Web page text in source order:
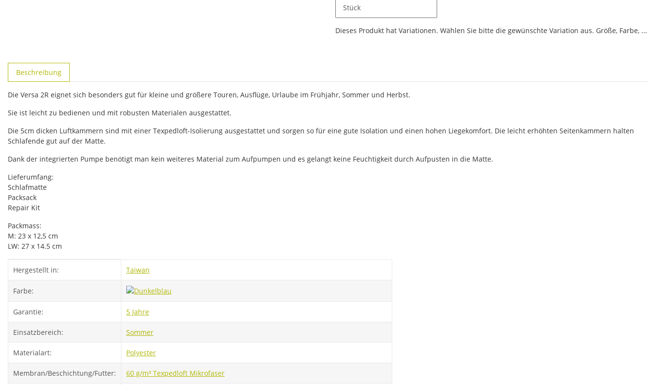
Stück
x
Dieses Produkt hat Variationen. Wählen Sie bitte die gewünschte Variation aus. Größe, Farbe, ...
Beschreibung
Die Versa 2R eignet sich besonders gut für kleine und größere Touren, Ausflüge, Urlaube im Frühjahr, Sommer und Herbst.
Sie ist leicht zu bedienen und mit robusten Materialen ausgestattet.
Die 5cm dicken Luftkammern sind mit einer Texpedloft-Isolierung ausgestattet und sorgen so für eine gute Isolation und einen hohen Liegekomfort. Die leicht erhöhten Seitenkammern halten
Schlafende gut auf der Matte.
Dank der integrierten Pumpe benötigt man kein weiteres Material zum Aufpumpen und es gelangt keine Feuchtigkeit durch Aufpusten in die Matte.
Lieferumfang:
Schlafmatte
Packsack
Repair Kit
Packmass:
M: 23 x 12,5 cm
LW: 27 x 14.5 cm
Hergestellt in: Taiwan
Farbe:
Garantie: 5 Jahre
Einsatzbereich: Sommer
Materialart: Polyester
Membran/Beschichtung/Futter: 60 g/m³ Texpedloft Mikrofaser